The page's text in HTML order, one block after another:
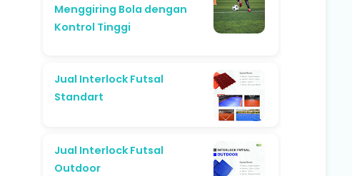
Menggiring Bola dengan
Kontrol Tinggi
Jual Interlock Futsal
Standart
Jual Interlock Futsal
Outdoor